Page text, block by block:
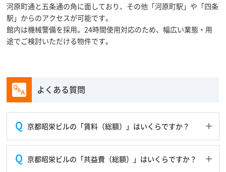
河原町通と五条通の角に面しており、その他「河原町駅」や「四条
駅」からのアクセスが可能です。
館内は機械警備を採用。24時間使用対応のため、幅広い業態・用
途でご検討いただける物件です。
よくある質問
京都昭栄ビルの「賃料（総額）」はいくらですか？
京都昭栄ビルの「共益費（総額）」はいくらですか？